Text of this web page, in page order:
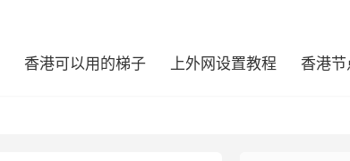
香港可以用的梯子 上外网设置教程 香港